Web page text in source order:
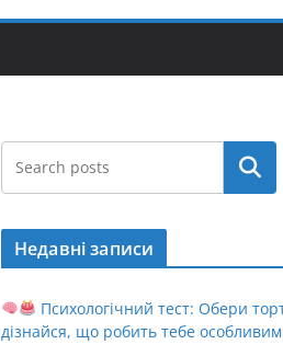
Пошук
Недавні записи
Психологічний тест: Обери
дізнайся, що робить тебе особливим